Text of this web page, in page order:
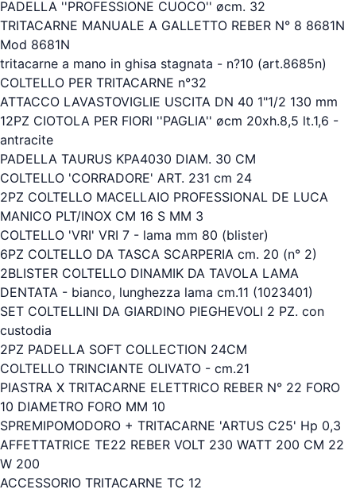
PADELLA ''PROFESSIONE CUOCO'' øcm. 32
TRITACARNE MANUALE A GALLETTO REBER N° 8 8681N
Mod 8681N
tritacarne a mano in ghisa stagnata - n?10 (art.8685n)
COLTELLO PER TRITACARNE n°32
ATTACCO LAVASTOVIGLIE USCITA DN 40 1"1/2 130 mm
12PZ CIOTOLA PER FIORI ''PAGLIA'' øcm 20xh.8,5 lt.1,6 -
antracite
PADELLA TAURUS KPA4030 DIAM. 30 CM
COLTELLO 'CORRADORE' ART. 231 cm 24
2PZ COLTELLO MACELLAIO PROFESSIONAL DE LUCA
MANICO PLT/INOX CM 16 S MM 3
COLTELLO 'VRI' VRI 7 - lama mm 80 (blister)
6PZ COLTELLO DA TASCA SCARPERIA cm. 20 (n° 2)
2BLISTER COLTELLO DINAMIK DA TAVOLA LAMA
DENTATA - bianco, lunghezza lama cm.11 (1023401)
SET COLTELLINI DA GIARDINO PIEGHEVOLI 2 PZ. con
custodia
2PZ PADELLA SOFT COLLECTION 24CM
COLTELLO TRINCIANTE OLIVATO - cm.21
PIASTRA X TRITACARNE ELETTRICO REBER N° 22 FORO
10 DIAMETRO FORO MM 10
SPREMIPOMODORO + TRITACARNE 'ARTUS C25' Hp 0,3
AFFETTATRICE TE22 REBER VOLT 230 WATT 200 CM 22
W 200
ACCESSORIO TRITACARNE TC 12